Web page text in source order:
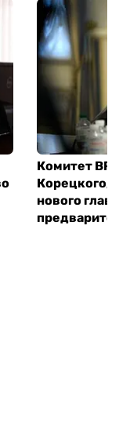
Комитет ВР
Корецкого,
нового